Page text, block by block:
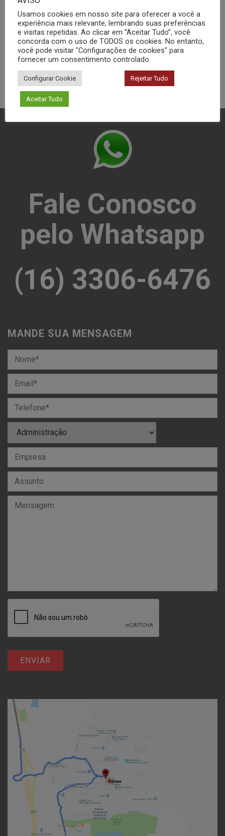
Ensaios
Materiais
Fale Conosco
pelo Whatsapp
(16) 3306-6476
MANDE SUA MENSAGEM
Usamos cookies em nosso site para oferecer a você a
experiência mais relevante, lembrando suas preferências
e visitas repetidas. Ao clicar em “Aceitar Tudo”, você
concorda com o uso de TODOS os cookies. No entanto,
você pode visitar "Configurações de cookies" para
fornecer um consentimento controlado.
Configurar Cookie Rejeitar Tudo
Aceitar Tudo